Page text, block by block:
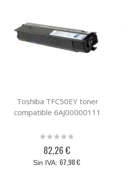
Toshiba TFC50EY toner
compatible 6AJ00000111
Rating:
82,26 €
67,98 €